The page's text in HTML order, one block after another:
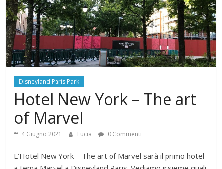
Disneyland Paris Park
Hotel New York – The art
of Marvel
4 Giugno 2021 Lucia 0 Commenti
L’Hotel New York – The art of Marvel sarà il primo hotel